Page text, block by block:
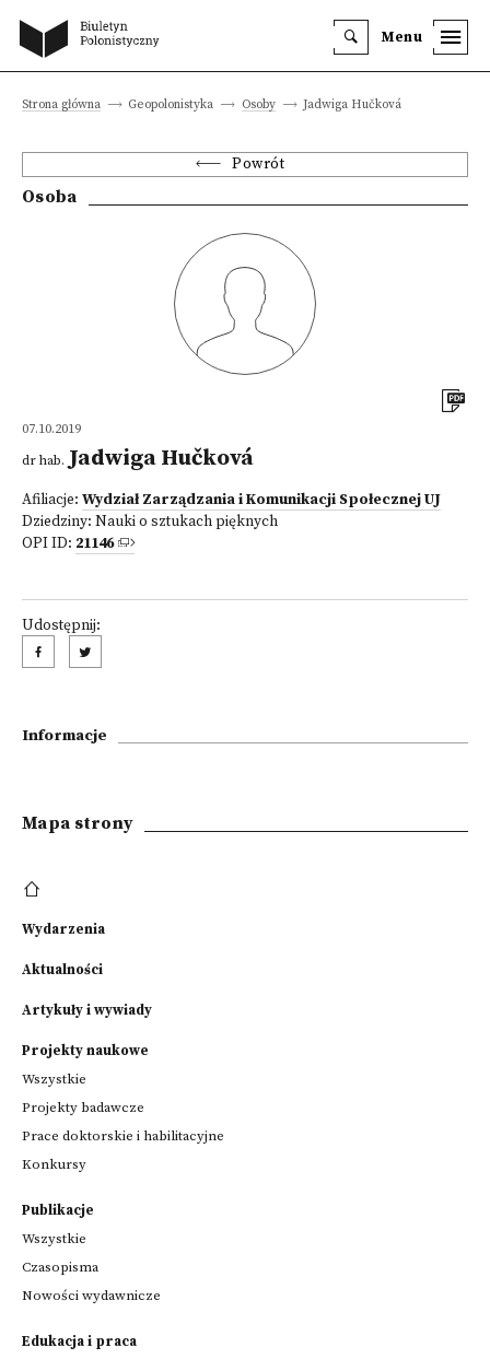
Menu
Strona główna Geopolonistyka Osoby Jadwiga Hučková
Powrót
Osoba
07.10.2019
dr hab. Jadwiga Hučková
Afiliacje: Wydział Zarządzania i Komunikacji Społecznej UJ
Dziedziny: Nauki o sztukach pięknych
OPI ID: 21146
Udostępnij:
Informacje
Mapa strony
Wydarzenia
Aktualności
Artykuły i wywiady
Projekty naukowe
Wszystkie
Projekty badawcze
Prace doktorskie i habilitacyjne
Konkursy
Publikacje
Wszystkie
Czasopisma
Nowości wydawnicze
Edukacja i praca